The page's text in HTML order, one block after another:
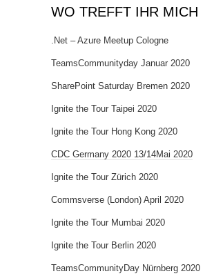
WO TREFFT IHR MICH
.Net – Azure Meetup Cologne
TeamsCommunityday Januar 2020
SharePoint Saturday Bremen 2020
Ignite the Tour Taipei 2020
Ignite the Tour Hong Kong 2020
CDC Germany 2020 13/14Mai 2020
Ignite the Tour Zürich 2020
Commsverse (London) April 2020
Ignite the Tour Mumbai 2020
Ignite the Tour Berlin 2020
TeamsCommunityDay Nürnberg 2020